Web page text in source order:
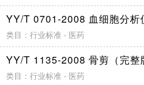
YY/T 0701-2008 血细胞分析
类目：行业标准 - 医药
YY/T 1135-2008 骨剪（完整
类目：行业标准 - 医药